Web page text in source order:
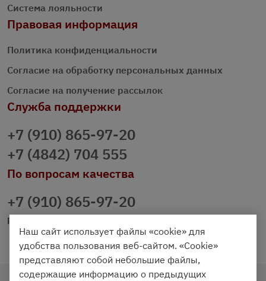
Система лояльности
Правовая информация
Политика конфиденциальности
Согласие на обработку персональных данных
Согласие на получение рассылок
Служба поддержки
+7 (910) 865-97-20
+7 (4842) 704 555
По вопросам качества
+7 (910) 865-97-20
prazdnichniy40@palmi.ru
Наш сайт использует файлы «cookie» для
удобства пользования веб-сайтом. «Cookie»
представляют собой небольшие файлы,
содержащие информацию о предыдущих